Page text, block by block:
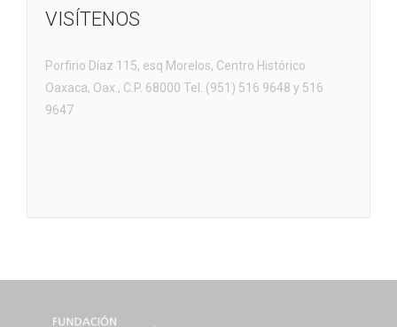
VISÍTENOS
Porfirio Díaz 115, esq Morelos, Centro Histórico
Oaxaca, Oax., C.P. 68000 Tel. (951) 516 9648 y 516
9647